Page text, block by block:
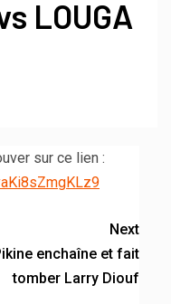
LOUGA
sur ce lien :
Next
enchaîne et fait
tomber Larry Diouf